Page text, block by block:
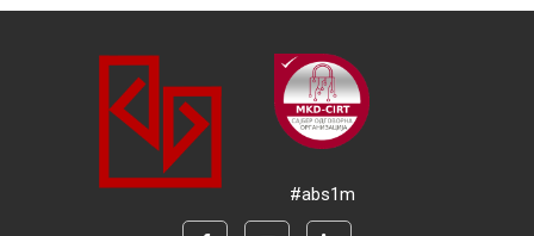
#abs1m